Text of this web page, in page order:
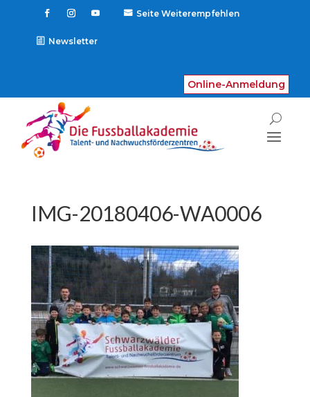
Seite Weiterempfehlen
Newsletter
Online-Anmeldung
IMG-20180406-WA0006